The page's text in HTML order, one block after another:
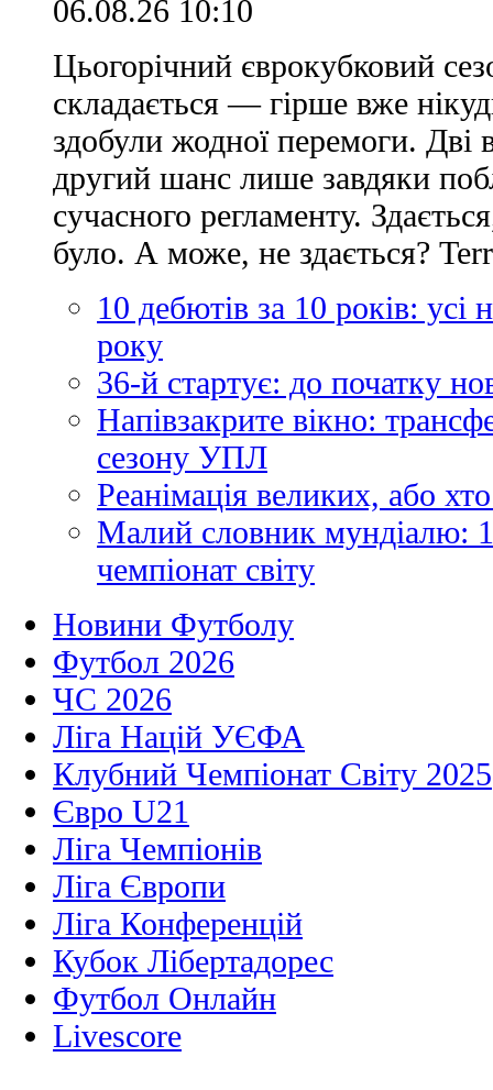
06.08.26 10:10
Цьогорічний єврокубковий
складається — гірше вже
здобули жодної перемоги.
другий шанс лише завдяки
сучасного регламенту.
було. А може, не здається?
10 дебютів за 10 років:
року
36-й стартує: до початку
Напівзакрите вікно:
сезону УПЛ
Реанімація великих, або
Малий словник мундіалю:
чемпіонат світу
Новини Футболу
Футбол 2026
ЧС 2026
Ліга Націй УЄФА
Клубний Чемпіонат Світу 2025
Євро U21
Ліга Чемпіонів
Ліга Європи
Ліга Конференцій
Кубок Лібертадорес
Футбол Онлайн
Livescore